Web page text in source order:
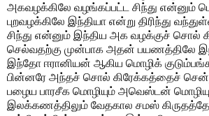
அகவழக்கிலே வழங்கப்பட்ட சிந்து என்னும்
புறவழக்கிலே இந்தியா என்று திரிந்து
சிந்து என்னும் இந்திய அக வழக்குச் சொல்
செல்வதற்கு முன்பாக அதன் பயணத்திலே
இந்தோ ஈரானியன் ஆகிய மொழிக்
பின்னரே அந்தச் சொல் கிரேக்கத்தைச்
பழைய பாரசீக மொழியும் அவெஸ்டன்
இலக்கணத்திலும் வேதகால சமஸ்